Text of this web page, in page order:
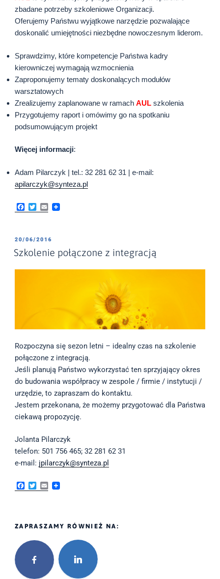
zbadane potrzeby szkoleniowe Organizacji.
Oferujemy Państwu wyjątkowe narzędzie pozwalające
doskonalić umiejętności niezbędne nowoczesnym liderom.
Sprawdzimy, które kompetencje Państwa kadry
kierowniczej wymagają wzmocnienia
Zaproponujemy tematy doskonalących modułów
warsztatowych
Zrealizujemy zaplanowane w ramach AUL szkolenia
Przygotujemy raport i omówimy go na spotkaniu
podsumowującym projekt
Więcej informacji:
Adam Pilarczyk | tel.: 32 281 62 31 | e-mail:
apilarczyk@synteza.pl
F
a
b
o
T
w
t
r
E
l
OPUBLIKOWANE
W
20/06/2016
Szkolenie połączone z integracją
Rozpoczyna się sezon letni – idealny czas na szkolenie
połączone z integracją.
Jeśli planują Państwo wykorzystać ten sprzyjający okres
do budowania współpracy w zespole / firmie / instytucji /
urzędzie, to zapraszam do kontaktu.
Jestem przekonana, że możemy przygotować dla Państwa
ciekawą propozycję.
Jolanta Pilarczyk
telefon: 501 756 465; 32 281 62 31
e-mail: jpilarczyk@synteza.pl
F
a
o
k
T
w
e
E
ZAPRASZAMY RÓWNIEŻ NA: